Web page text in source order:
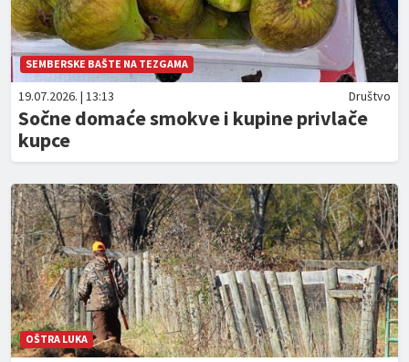
SEMBERSKE BAŠTE NA TEZGAMA
19.07.2026. | 13:13 Društvo
Sočne domaće smokve i kupine privlače
kupce
OŠTRA LUKA